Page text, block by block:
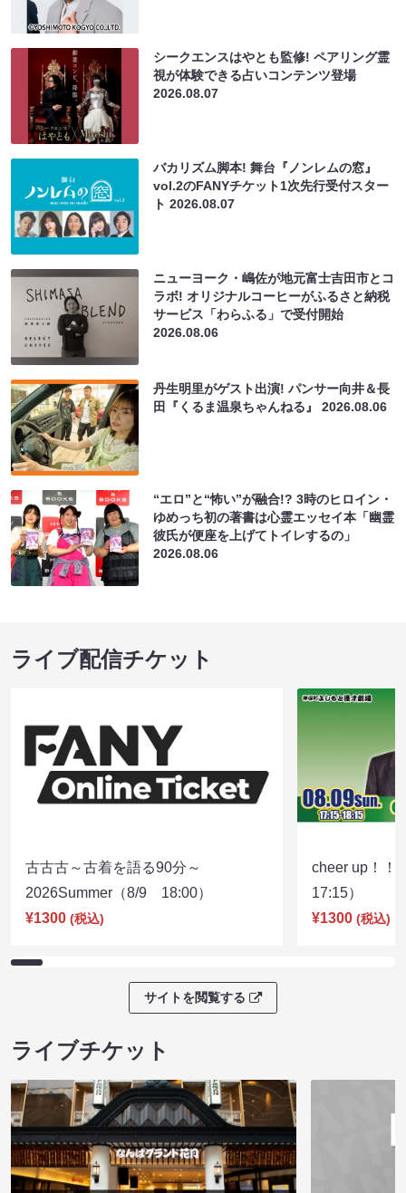
シークエンスはやとも監修! ペアリング霊
視が体験できる占いコンテンツ登場
2026.08.07
バカリズム脚本! 舞台『ノンレムの窓』
vol.2のFANYチケット1次先行受付スター
ト2026.08.07
ニューヨーク・嶋佐が地元富士吉田市とコ
ラボ! オリジナルコーヒーがふるさと納税
サービス「わらふる」で受付開始
2026.08.06
丹生明里がゲスト出演! パンサー向井＆長
田『くるま温泉ちゃんねる』2026.08.06
“エロ”と“怖い”が融合!? 3時のヒロイン・
ゆめっち初の著書は心霊エッセイ本「幽霊
彼氏が便座を上げてトイレするの」
2026.08.06
ライブ配信チケット
古古古～古着を語る90分～
2026Summer（8/9 18:00）
¥1300 (税込)
cheer up！
17:15）
¥1300 (税込)
サイトを閲覧する
ライブチケット